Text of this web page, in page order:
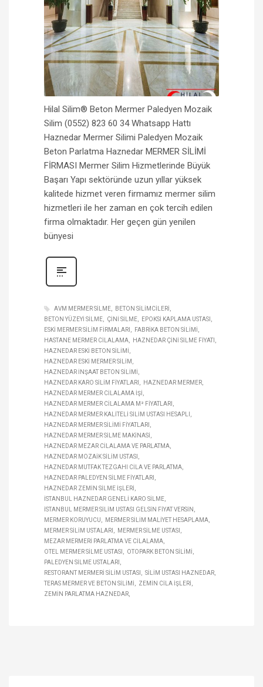
Hilal Silim® Beton Mermer Paledyen Mozaik
Silim (0552) 823 60 34 Whatsapp Hattı
Haznedar Mermer Silimi Paledyen Mozaik
Beton Parlatma Haznedar MERMER SİLİMİ
FİRMASI Mermer Silim Hizmetlerinde Büyük
Başarı Yapı sektöründe uzun yıllar yüksek
kalitede hizmet veren firmamız mermer silim
hizmetleri ile her zaman en çok tercih edilen
firma olmaktadır. Her geçen gün yenilen
bünyesi
AVM MERMER SILME
BETON SILIMCILERI
BETON YÜZEYI SILME
ÇINI SILME
EPOKSI KAPLAMA USTASI
ESKI MERMER SILIM FIRMALARI
FABRIKA BETON SILIMI
HASTANE MERMER CILALAMA
HAZNEDAR ÇINI SILME FIYATI
HAZNEDAR ESKI BETON SILIMI
HAZNEDAR ESKI MERMER SILIM
HAZNEDAR INŞAAT BETON SILIMI
HAZNEDAR KARO SILIM FIYATLARI
HAZNEDAR MERMER
HAZNEDAR MERMER CILALAMA IŞI
HAZNEDAR MERMER CILALAMA M² FIYATLARI
HAZNEDAR MERMER KALITELI SILIM USTASI HESAPLI
HAZNEDAR MERMER SILIMI FIYATLARI
HAZNEDAR MERMER SILME MAKINASI
HAZNEDAR MEZAR CILALAMA VE PARLATMA
HAZNEDAR MOZAIK SILIM USTASI
HAZNEDAR MUTFAK TEZGAHI CILA VE PARLATMA
HAZNEDAR PALEDYEN SILME FIYATLARI
HAZNEDAR ZEMIN SILME IŞLERI
İSTANBUL HAZNEDAR GENELI KARO SILME
İSTANBUL MERMER SILIM USTASI GELSIN FIYAT VERSIN
MERMER KORUYUCU
MERMER SILIM MALIYET HESAPLAMA
MERMER SILIM USTALARI
MERMER SILME USTASI
MEZAR MERMERI PARLATMA VE CILALAMA
OTEL MERMER SILME USTASI
OTOPARK BETON SILIMI
PALEDYEN SILME USTALARI
RESTORANT MERMERI SILIM USTASI
SILIM USTASI HAZNEDAR
TERAS MERMER VE BETON SILIMI
ZEMIN CILA IŞLERI
ZEMIN PARLATMA HAZNEDAR